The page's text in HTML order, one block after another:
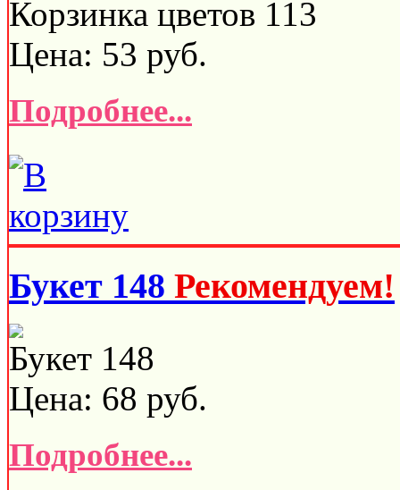
Корзинка цветов 113
Цена: 53 руб.
Подробнее...
Букет 148 Рекомендуем!
Букет 148
Цена: 68 руб.
Подробнее...